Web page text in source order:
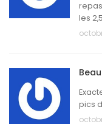
les
pics